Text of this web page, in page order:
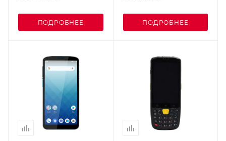
ПОДРОБНЕЕ ПОДРОБНЕЕ